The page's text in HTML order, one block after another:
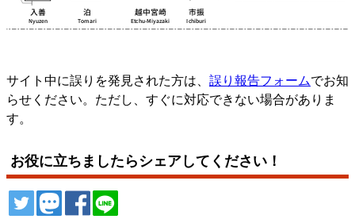
サイト中に誤りを発見された方は、 誤り報告フォームでお知
らせください。ただし、すぐに対応できない場合がありま
す。
お役に立ちましたらシェアしてください！
ツイートトゥート
シェア